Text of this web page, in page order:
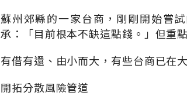
蘇州郊縣的一家台商，剛剛開始嘗
承：「目前根本不缺這點錢。」但重
有借有還、由小而大，有些台商已在
開拓分散風險管道